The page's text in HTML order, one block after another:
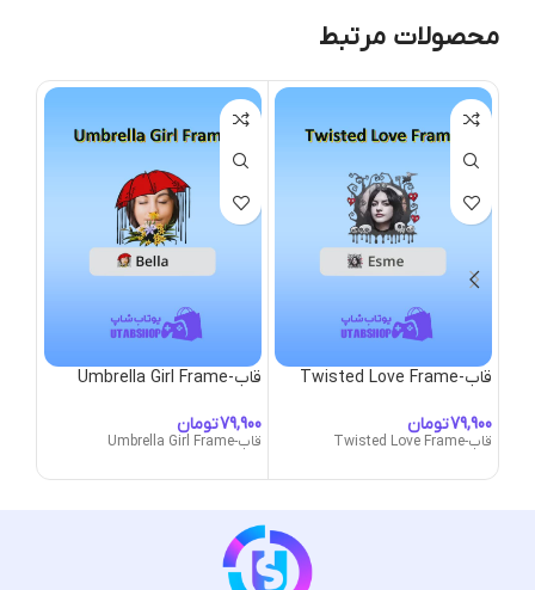
محصولات مرتبط
قاب-Twisted Love Frame
تومان
قاب-Twisted Love Frame
قاب-Umbrella Girl Frame
تومان
قاب-Umbrella Girl Frame